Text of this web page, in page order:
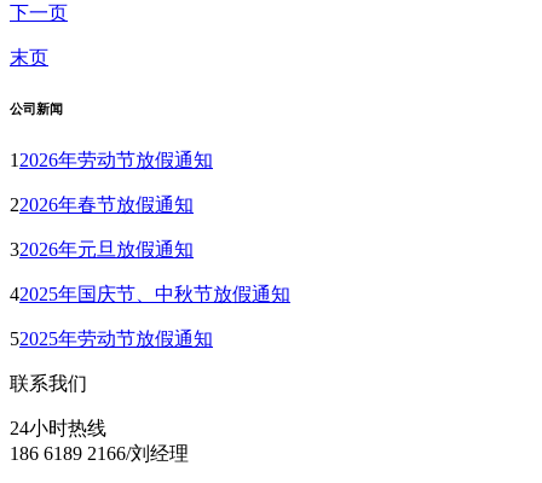
下一页
末页
公司新闻
1 2026年劳动节放假通知
22026年春节放假通知
32026年元旦放假通知
42025年国庆节、中秋节放假通知
52025年劳动节放假通知
联系我们
24小时热线
186 6189 2166/刘经理